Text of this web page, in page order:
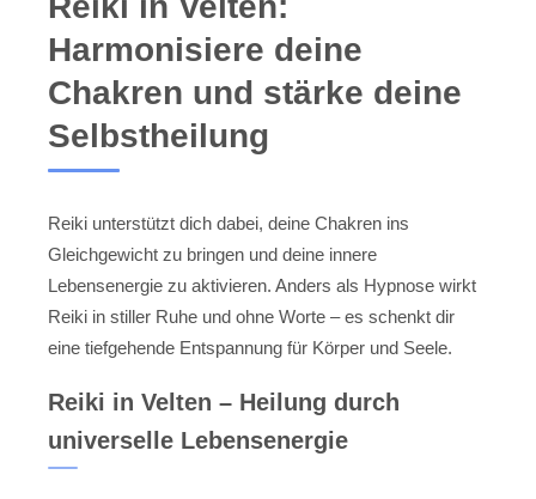
Harmonisiere deine
Chakren und stärke deine
Selbstheilung
Reiki unterstützt dich dabei, deine Chakren ins
Gleichgewicht zu bringen und deine innere
Lebensenergie zu aktivieren. Anders als Hypnose wirkt
Reiki in stiller Ruhe und ohne Worte – es schenkt dir
eine tiefgehende Entspannung für Körper und Seele.
Reiki in Velten – Heilung durch
universelle Lebensenergie